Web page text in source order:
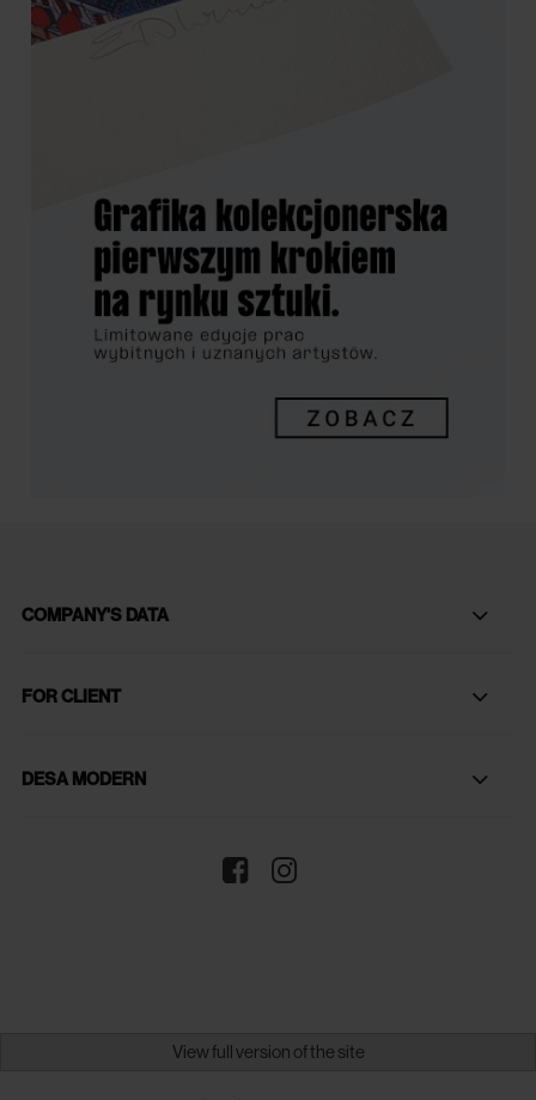
COMPANY'S DATA
FOR CLIENT
DESA MODERN
View full version of the site